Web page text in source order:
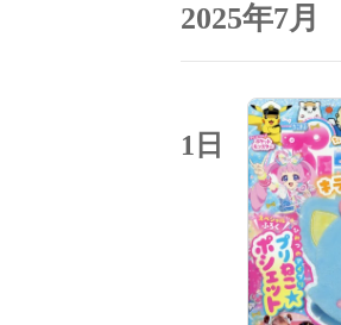
2025年7月
1日